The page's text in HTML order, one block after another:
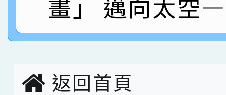
畫」 邁向太空
返回首頁